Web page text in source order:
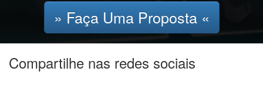
» Faça Uma Proposta «
Compartilhe nas redes sociais